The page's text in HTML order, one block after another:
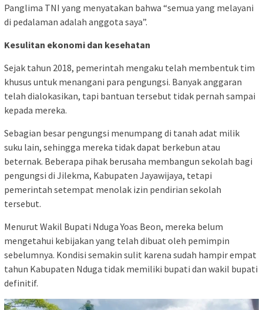
Panglima TNI yang menyatakan bahwa “semua yang melayani
di pedalaman adalah anggota saya”.
Kesulitan ekonomi dan kesehatan
Sejak tahun 2018, pemerintah mengaku telah membentuk tim
khusus untuk menangani para pengungsi. Banyak anggaran
telah dialokasikan, tapi bantuan tersebut tidak pernah sampai
kepada mereka.
Sebagian besar pengungsi menumpang di tanah adat milik
suku lain, sehingga mereka tidak dapat berkebun atau
beternak. Beberapa pihak berusaha membangun sekolah bagi
pengungsi di Jilekma, Kabupaten Jayawijaya, tetapi
pemerintah setempat menolak izin pendirian sekolah
tersebut.
Menurut Wakil Bupati Nduga Yoas Beon, mereka belum
mengetahui kebijakan yang telah dibuat oleh pemimpin
sebelumnya. Kondisi semakin sulit karena sudah hampir empat
tahun Kabupaten Nduga tidak memiliki bupati dan wakil bupati
definitif.